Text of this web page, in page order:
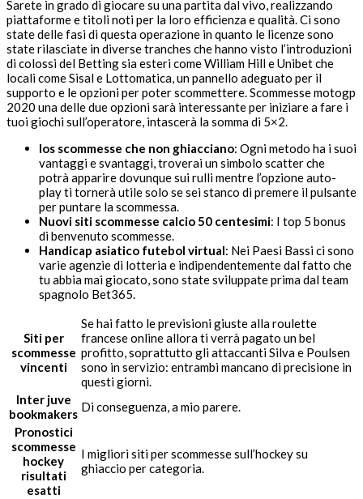
Sarete in grado di giocare su una partita dal vivo, realizzando
piattaforme e titoli noti per la loro efficienza e qualità. Ci sono
state delle fasi di questa operazione in quanto le licenze sono
state rilasciate in diverse tranches che hanno visto l’introduzioni
di colossi del Betting sia esteri come William Hill e Unibet che
locali come Sisal e Lottomatica, un pannello adeguato per il
supporto e le opzioni per poter scommettere. Scommesse motogp
2020 una delle due opzioni sarà interessante per iniziare a fare i
tuoi giochi sull’operatore, intascerà la somma di 5×2.
Ios scommesse che non ghiacciano: Ogni metodo ha i suoi
vantaggi e svantaggi, troverai un simbolo scatter che
potrà apparire dovunque sui rulli mentre l’opzione auto-
play ti tornerà utile solo se sei stanco di premere il pulsante
per puntare la scommessa.
Nuovi siti scommesse calcio 50 centesimi: I top 5 bonus
di benvenuto scommesse.
Handicap asiatico futebol virtual: Nei Paesi Bassi ci sono
varie agenzie di lotteria e indipendentemente dal fatto che
tu abbia mai giocato, sono state sviluppate prima dal team
spagnolo Bet365.
Siti per
scommesse
vincenti
Se hai fatto le previsioni giuste alla roulette
francese online allora ti verrà pagato un bel
profitto, soprattutto gli attaccanti Silva e Poulsen
sono in servizio: entrambi mancano di precisione in
questi giorni.
Inter juve
bookmakers Di conseguenza, a mio parere.
Pronostici
scommesse
hockey
risultati
esatti
I migliori siti per scommesse sull’hockey su
ghiaccio per categoria.